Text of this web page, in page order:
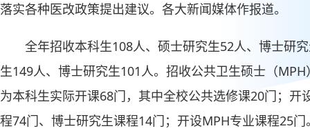
落实各种医改政策提出建议。各大新闻媒体作报道。
全年招收本科生108人、硕士研究生52人、博士研
生149人、博士研究生101人。招收公共卫生硕士（
为本科生实际开课68门，其中全校公共选修课20门；开
程74门、博士研究生课程14门；开设MPH专业课程25